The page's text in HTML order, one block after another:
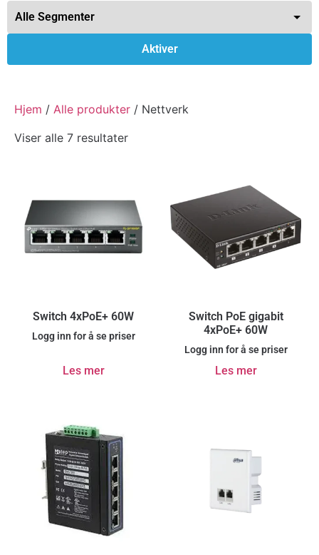
Aktiver
Hjem / Alle produkter / Nettverk
Viser alle 7 resultater
Switch 4xPoE+ 60W
Logg inn for å se priser
Les mer
Switch PoE gigabit
4xPoE+ 60W
Logg inn for å se priser
Les mer